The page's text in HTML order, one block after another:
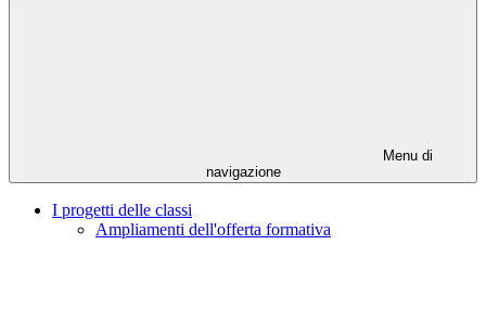
Menu di
navigazione
I progetti delle classi
Ampliamenti dell'offerta formativa